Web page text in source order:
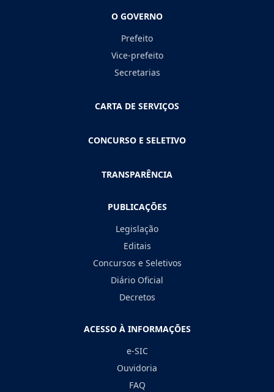
O GOVERNO
Prefeito
Vice-prefeito
Secretarias
CARTA DE SERVIÇOS
CONCURSO E SELETIVO
TRANSPARÊNCIA
PUBLICAÇÕES
Legislação
Editais
Concursos e Seletivos
Diário Oficial
Decretos
ACESSO À INFORMAÇÕES
e-SIC
Ouvidoria
FAQ